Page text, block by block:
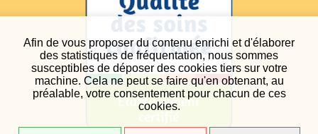
Afin de vous proposer du contenu enrichi et d'élaborer
des statistiques de fréquentation, nous sommes
susceptibles de déposer des cookies tiers sur votre
machine. Cela ne peut se faire qu'en obtenant, au
préalable, votre consentement pour chacun de ces
cookies.